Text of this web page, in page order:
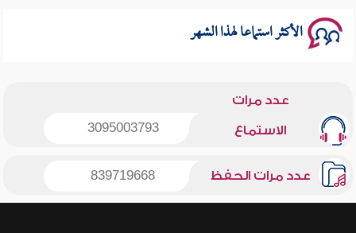
الأكثر استماعا لهذا الشهر
عدد مرات
الاستماع 3095003793
عدد مرات الحفظ 839719668